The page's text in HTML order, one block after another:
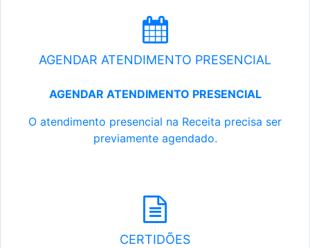
AGENDAR ATENDIMENTO PRESENCIAL
AGENDAR ATENDIMENTO PRESENCIAL
O atendimento presencial na Receita precisa ser
previamente agendado.
CERTIDÕES